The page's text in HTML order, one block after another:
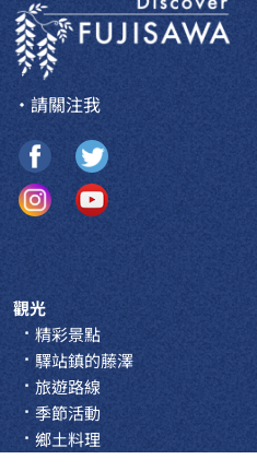
觀光
精彩景點
驛站鎮的藤澤
旅遊路線
季節活動
鄉土料理
・請關注我